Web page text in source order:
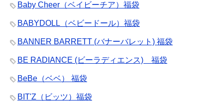
Baby Cheer（ベイビーチア）福袋
BABYDOLL（ベビードール）福袋
BANNER BARRETT (バナーバレット) 福袋
BE RADIANCE (ビーラディエンス) 福袋
BeBe（ベベ） 福袋
BIT'Z（ビッツ）福袋